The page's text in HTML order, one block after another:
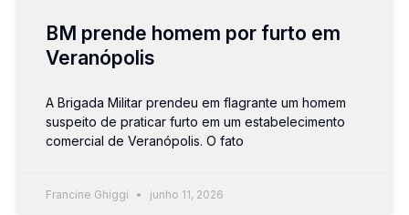
BM prende homem por furto em
Veranópolis
A Brigada Militar prendeu em flagrante um homem
suspeito de praticar furto em um estabelecimento
comercial de Veranópolis. O fato
Francine Ghiggi junho 11, 2026